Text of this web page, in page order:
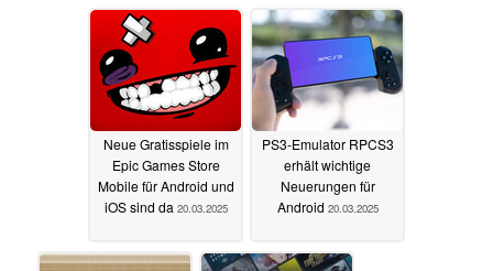
Neue Gratisspiele im
Epic Games Store
Mobile für Android und
iOS sind da 20.03.2025
PS3-Emulator RPCS3
erhält wichtige
Neuerungen für
Android 20.03.2025